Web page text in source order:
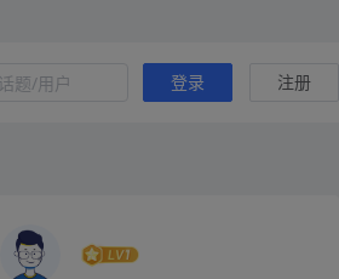
登录 注册